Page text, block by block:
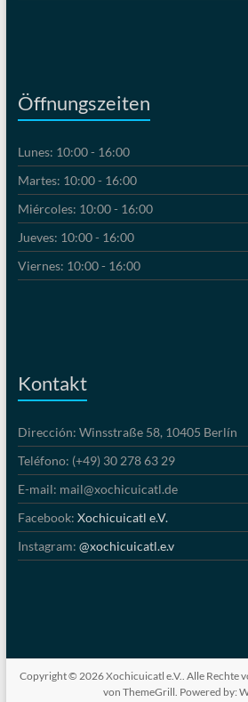
Öffnungszeiten
Lunes: 10:00 - 16:00
Martes: 10:00 - 16:00
Miércoles: 10:00 - 16:00
Jueves: 10:00 - 16:00
Viernes: 10:00 - 16:00
Kontakt
Dirección: Winsstraße 58, 10405 Berlín
Teléfono: (+49) 30 278 63 29
E-mail: mail@xochicuicatl.de
Facebook: Xochicuicatl e.V.
Instagram: @xochicuicatl.e.v
Copyright © 2026Xochicuicatl e.V.. Alle Rechte
von ThemeGrill. Powered by: